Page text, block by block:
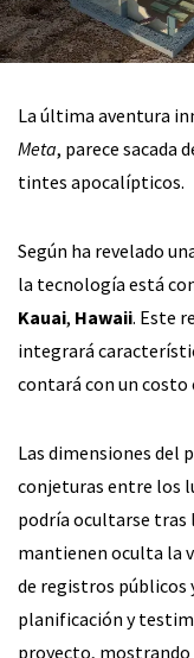
La última aventura
Meta, parece sacada
tintes apocalípticos.
Según ha revelado
la tecnología está
Kauai, Hawaii. Este
integrará
contará con un costo
Las dimensiones del
conjeturas entre los
podría ocultarse tras
mantienen oculta la
de registros públicos
planificación y
proyecto, mostrando